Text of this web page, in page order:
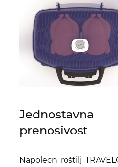
prenosivost
Napoleon roštilj